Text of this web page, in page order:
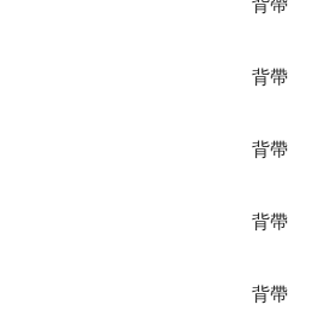
背帶
背帶
背帶
背帶